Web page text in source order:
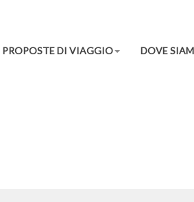
PROPOSTE DI VIAGGIO DOVE